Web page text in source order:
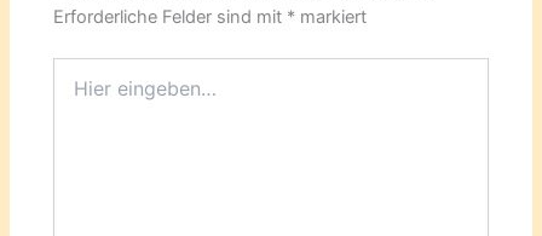
Erforderliche Felder sind mit * markiert
eingeben…